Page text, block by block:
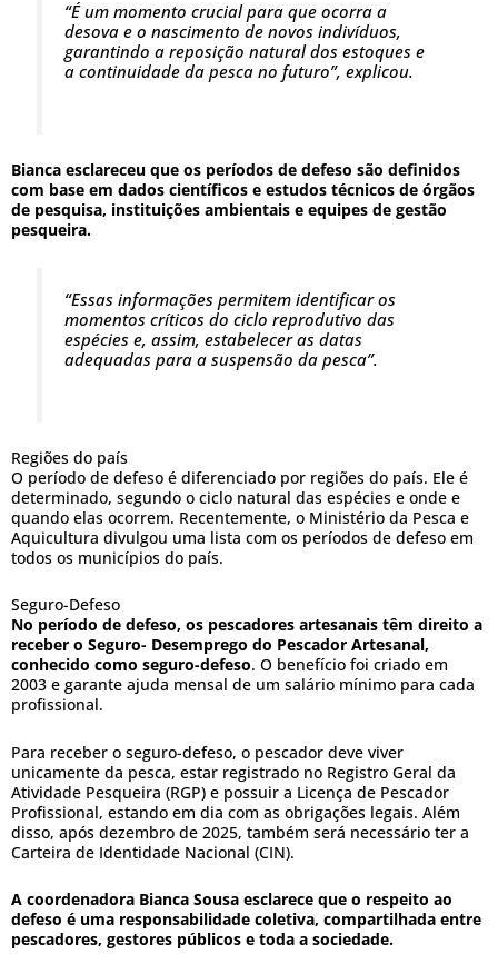
“É um momento crucial para que ocorra a
desova e o nascimento de novos indivíduos,
garantindo a reposição natural dos estoques e
a continuidade da pesca no futuro”, explicou.
Bianca esclareceu que os períodos de defeso são definidos
com base em dados científicos e estudos técnicos de órgãos
de pesquisa, instituições ambientais e equipes de gestão
pesqueira.
“Essas informações permitem identificar os
momentos críticos do ciclo reprodutivo das
espécies e, assim, estabelecer as datas
adequadas para a suspensão da pesca”.
Regiões do país
O período de defeso é diferenciado por regiões do país. Ele é
determinado, segundo o ciclo natural das espécies e onde e
quando elas ocorrem. Recentemente, o Ministério da Pesca e
Aquicultura divulgou uma lista com os períodos de defeso em
todos os municípios do país.
Seguro-Defeso
No período de defeso, os pescadores artesanais têm direito a
receber o Seguro- Desemprego do Pescador Artesanal,
conhecido como seguro-defeso. O benefício foi criado em
2003 e garante ajuda mensal de um salário mínimo para cada
profissional.
Para receber o seguro-defeso, o pescador deve viver
unicamente da pesca, estar registrado no Registro Geral da
Atividade Pesqueira (RGP) e possuir a Licença de Pescador
Profissional, estando em dia com as obrigações legais. Além
disso, após dezembro de 2025, também será necessário ter a
Carteira de Identidade Nacional (CIN).
A coordenadora Bianca Sousa esclarece que o respeito ao
defeso é uma responsabilidade coletiva, compartilhada entre
pescadores, gestores públicos e toda a sociedade.